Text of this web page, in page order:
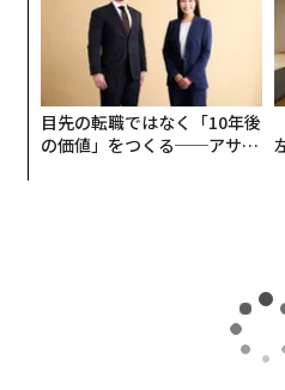
Mechanized assault
Bradley IFVs and one
🇺🇦47th Mechanised
n.
— Cloooud |🇺🇦
とはいえ、この勝利にいった
目先の転職ではなく「10年後
の価値」をつくる──アサイ